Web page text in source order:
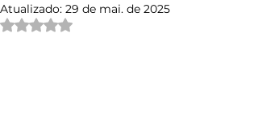
Atualizado: 29 de mai. de 2025
Avaliado com NaN de 5 estrelas.